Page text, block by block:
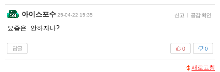
아이스포수 25-04-22 15:35 신고 | 공감 확인
요즘은 안하자나?
답글 0
0
새로고침